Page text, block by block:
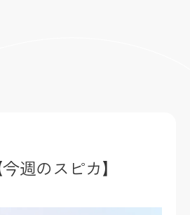
週のスピカ】